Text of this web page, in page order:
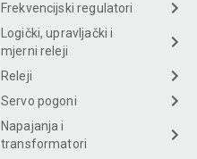
Frekvencijski regulatori
Logički, upravljački i
mjerni releji
Releji
Servo pogoni
Napajanja i
transformatori